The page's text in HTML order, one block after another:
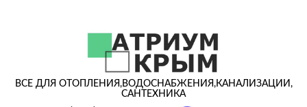
ВСЕ ДЛЯ ОТОПЛЕНИЯ,ВОДОСНАБЖЕНИЯ,КАНАЛИЗАЦИИ,
САНТЕХНИКА